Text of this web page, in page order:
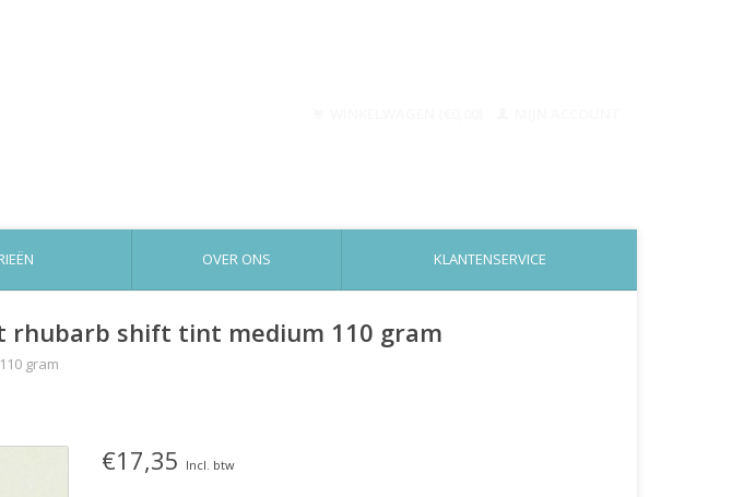
OVER ONS KLANTENSERVICE
rhubarb shift tint medium 110 gram
gram
€17,35 Incl. btw